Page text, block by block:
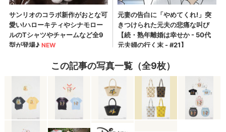
この記事の写真一覧（全9枚）